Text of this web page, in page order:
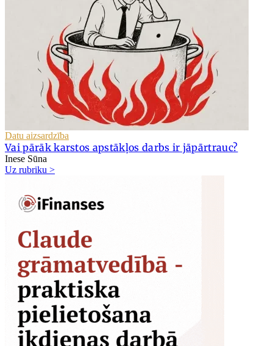
Datu aizsardzība
Vai pārāk karstos apstākļos darbs ir jāpārtrauc?
Inese Sūna
Uz rubriku >